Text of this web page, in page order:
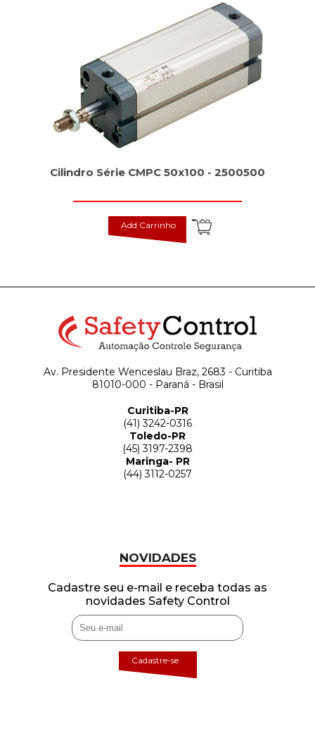
Cilindro Série CMPC 50x100 - 2500500
Add Carrinho
Av. Presidente Wenceslau Braz, 2683 - Curitiba
81010-000 - Paraná - Brasil
Curitiba-PR
(41) 3242-0316
Toledo-PR
(45) 3197-2398
Maringa- PR
(44) 3112-0257
NOVIDADES
Cadastre seu e-mail e receba todas as
novidades Safety Control
Cadastre-se